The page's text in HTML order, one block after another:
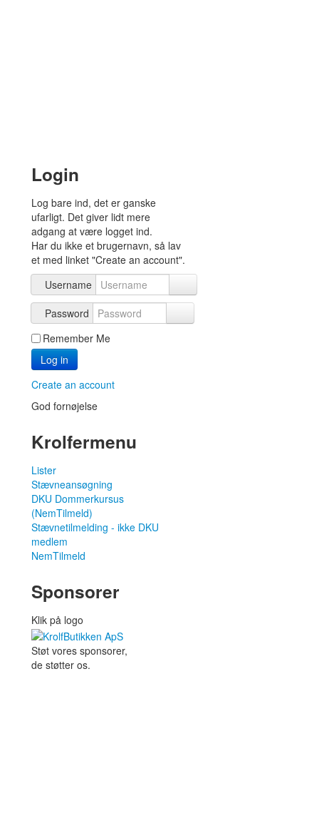
Login
Log bare ind, det er ganske
ufarligt. Det giver lidt mere
adgang at være logget ind.
Har du ikke et brugernavn, så lav
et med linket "Create an account".
Username
Password
Remember Me
Log in
Create an account
God fornøjelse
Krolfermenu
Lister
Stævneansøgning
DKU Dommerkursus
(NemTilmeld)
Stævnetilmelding - ikke DKU
medlem
NemTilmeld
Sponsorer
Klik på logo
Støt vores sponsorer,
de støtter os.